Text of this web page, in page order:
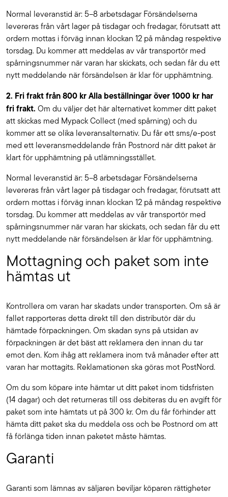
Normal leveranstid är: 5–8 arbetsdagar Försändelserna
levereras från vårt lager på tisdagar och fredagar, förutsatt att
ordern mottas i förväg innan klockan 12 på måndag respektive
torsdag. Du kommer att meddelas av vår transportör med
spårningsnummer när varan har skickats, och sedan får du ett
nytt meddelande när försändelsen är klar för upphämtning.
2. Fri frakt från 800 kr Alla beställningar över 1000 kr har
fri frakt. Om du väljer det här alternativet kommer ditt paket
att skickas med Mypack Collect (med spårning) och du
kommer att se olika leveransalternativ. Du får ett sms/e-post
med ett leveransmeddelande från Postnord när ditt paket är
klart för upphämtning på utlämningsstället.
Normal leveranstid är: 5–8 arbetsdagar Försändelserna
levereras från vårt lager på tisdagar och fredagar, förutsatt att
ordern mottas i förväg innan klockan 12 på måndag respektive
torsdag. Du kommer att meddelas av vår transportör med
spårningsnummer när varan har skickats, och sedan får du ett
nytt meddelande när försändelsen är klar för upphämtning.
Mottagning och paket som inte
hämtas ut
Kontrollera om varan har skadats under transporten. Om så är
fallet rapporteras detta direkt till den distributör där du
hämtade förpackningen. Om skadan syns på utsidan av
förpackningen är det bäst att reklamera den innan du tar
emot den. Kom ihåg att reklamera inom två månader efter att
varan har mottagits. Reklamationen ska göras mot PostNord.
Om du som köpare inte hämtar ut ditt paket inom tidsfristen
(14 dagar) och det returneras till oss debiteras du en avgift för
paket som inte hämtats ut på 300 kr. Om du får förhinder att
hämta ditt paket ska du meddela oss och be Postnord om att
få förlänga tiden innan paketet måste hämtas.
Garanti
Garanti som lämnas av säljaren beviljar köparen rättigheter